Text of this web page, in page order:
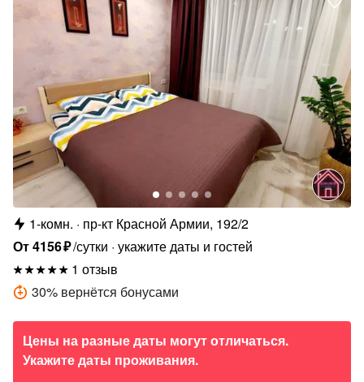
1-комн.
пр-кт Красной Армии, 192/2
От4156₽/сутки укажите даты и гостей
1 отзыв
30% вернётся бонусами
Цены на разные даты могут отличаться.
Укажите даты проживания.